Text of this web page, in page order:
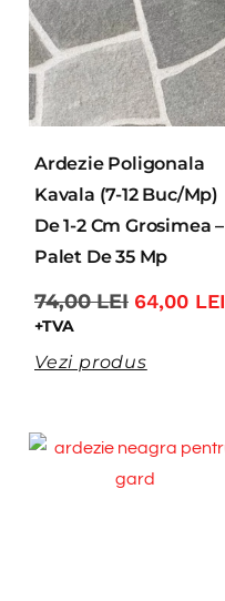
Ardezie Poligonala
Kavala (7-12 Buc/mp)
De 1-2 Cm Grosimea –
Palet De 35 Mp
74,00LEI 64,00 LEI
+TVA
Vezi produs